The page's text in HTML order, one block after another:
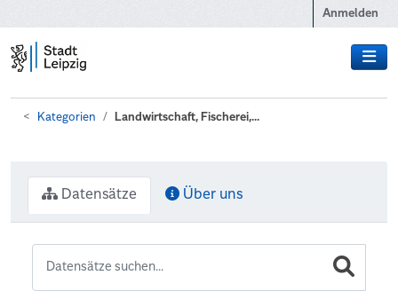
Anmelden
Kategorien Landwirtschaft, Fischerei,...
Datensätze Über uns